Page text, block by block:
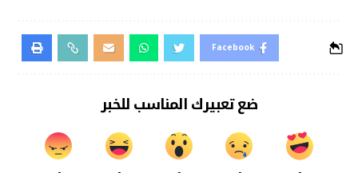
Facebook
ضع تعبيرك المناسب للخبر